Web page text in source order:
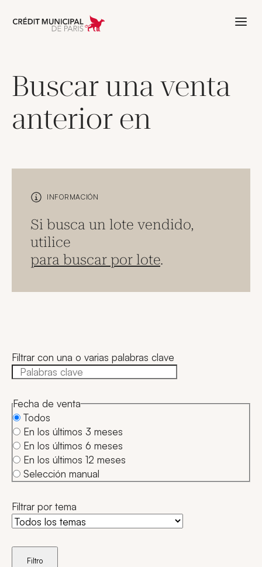
Aller à l'accueil de Crédit Municipal
Buscar una venta
anterior en
INFORMACIÓN
Si busca un lote vendido,
utilice
para buscar por lote.
Filtrar con una o varias palabras clave
Fecha de venta
Todos
En los últimos 3 meses
En los últimos 6 meses
En los últimos 12 meses
Selección manual
Filtrar por tema
Filtro